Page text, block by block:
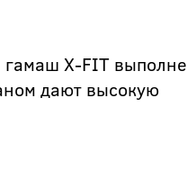
гамаш X-FIT
дают высокую